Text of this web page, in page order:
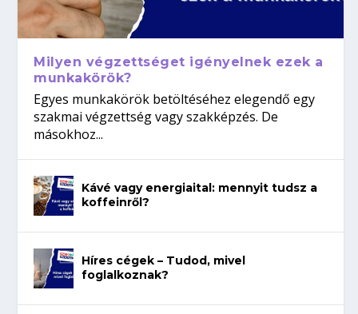
Milyen végzettséget igényelnek ezek a
munkakörök?
Egyes munkakörök betöltéséhez elegendő egy
szakmai végzettség vagy szakképzés. De
másokhoz...
Kávé vagy energiaital: mennyit tudsz a
koffeinről?
Híres cégek – Tudod, mivel
foglalkoznak?